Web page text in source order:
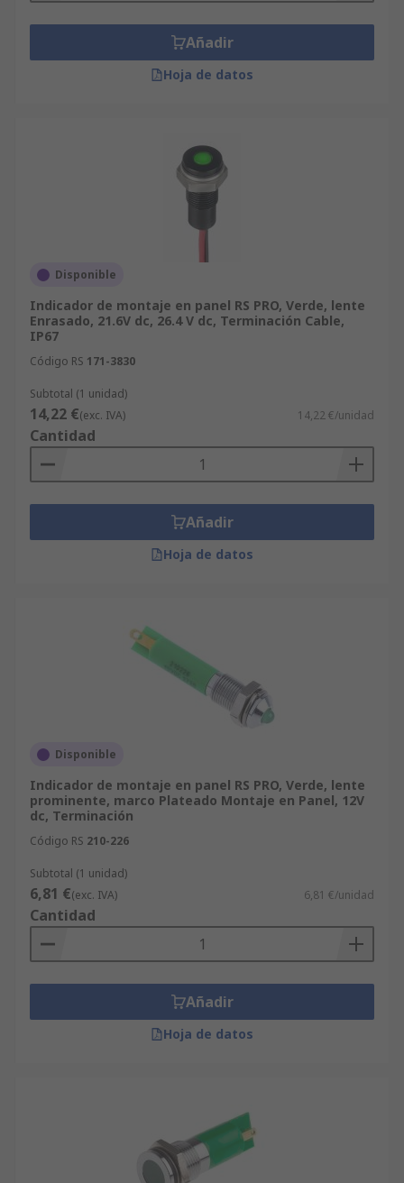
Añadir
Hoja de datos
Disponible
Indicador de montaje en panel RS PRO, Verde, lente
Enrasado, 21.6V dc, 26.4 V dc, Terminación Cable,
IP67
Código RS 171-3830
Subtotal (1 unidad)
14,22 €(exc. IVA) 14,22 €/unidad
Cantidad
Añadir
Hoja de datos
Disponible
Indicador de montaje en panel RS PRO, Verde, lente
prominente, marco Plateado Montaje en Panel, 12V
dc, Terminación
Código RS 210-226
Subtotal (1 unidad)
6,81 €(exc. IVA) 6,81 €/unidad
Cantidad
Añadir
Hoja de datos